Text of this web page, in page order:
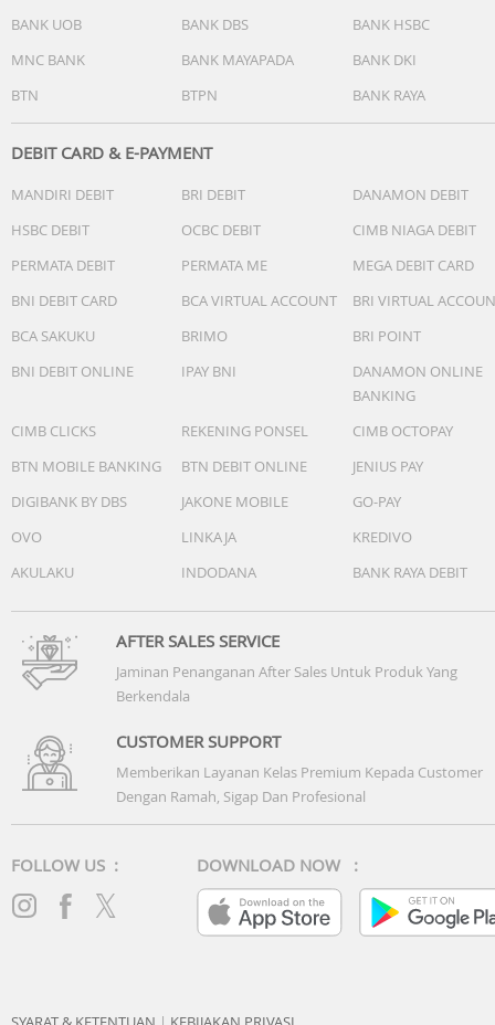
BANK UOB
BANK DBS
BANK HSBC
MNC BANK
BANK MAYAPADA
BANK DKI
BTN
BTPN BANK RAYA
DEBIT CARD & E-PAYMENT
MANDIRI DEBIT BRI DEBIT
DANAMON DEBIT
HSBC DEBIT
OCBC DEBIT
CIMB NIAGA DEBIT
PERMATA DEBIT
PERMATA ME
MEGA DEBIT CARD
BNI DEBIT CARD
BCA VIRTUAL ACCOUNT
BRI VIRTUAL
BCA SAKUKU
BRIMO
BRI POINT
BNI DEBIT ONLINE
IPAY BNI
DANAMON ONLINE
BANKING
CIMB CLICKS
REKENING PONSEL
CIMB OCTOPAY
BTN MOBILE BANKING
BTN DEBIT ONLINE
JENIUS PAY
DIGIBANK BY DBS
JAKONE MOBILE
GO-PAY
OVO
LINKAJA
KREDIVO
AKULAKU
INDODANA BANK RAYA DEBIT
AFTER SALES SERVICE
Jaminan Penanganan After Sales Untuk Produk Yang
Berkendala
CUSTOMER SUPPORT
Memberikan Layanan Kelas Premium Kepada Customer
Dengan Ramah, Sigap Dan Profesional
FOLLOW US : DOWNLOAD NOW :